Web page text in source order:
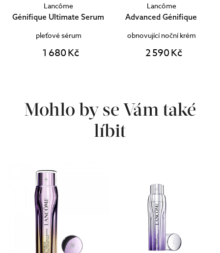
Lancôme
Génifique Ultimate Serum
pleťové sérum
1 680 Kč
Lancôme
Advanced Génifique
obnovující noční krém
2 590 Kč
Mohlo by se Vám také
líbit